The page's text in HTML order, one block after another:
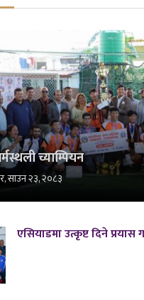
च्याम्पियन
साउन २३, २०८३
एसियाडमा उत्कृष्ट दिने प्रयास